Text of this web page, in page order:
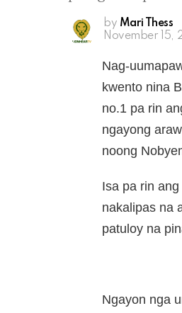
by Mari Thess
November 15,
Nag-
kwento nina
no.1 pa rin
ngayong
noong
Isa pa rin ang
nakalipas na
patuloy na
Ngayon nga